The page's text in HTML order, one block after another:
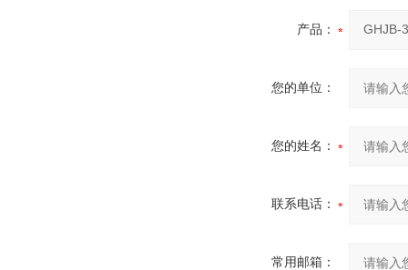
产品：
您的单位：
您的姓名：
联系电话：
常用邮箱：